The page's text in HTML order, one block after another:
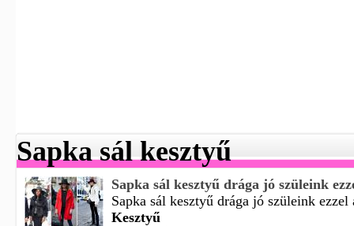
Sapka sál kesztyű
Sapka sál kesztyű drága jó szüleink
Sapka sál kesztyű drága jó szüleink ezzel
Kesztyű